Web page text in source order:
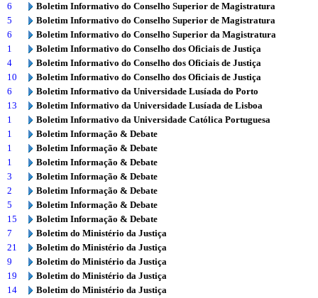
6
Boletim Informativo do Conselho Superior de Magistratura
5
Boletim Informativo do Conselho Superior de Magistratura
6
Boletim Informativo do Conselho Superior da Magistratura
1
Boletim Informativo do Conselho dos Oficiais de Justiça
4
Boletim Informativo do Conselho dos Oficiais de Justiça
10
Boletim Informativo do Conselho dos Oficiais de Justiça
6
Boletim Informativo da Universidade Lusíada do Porto
13
Boletim Informativo da Universidade Lusíada de Lisboa
1
Boletim Informativo da Universidade Católica Portuguesa
1
Boletim Informação & Debate
1
Boletim Informação & Debate
1
Boletim Informação & Debate
3
Boletim Informação & Debate
2
Boletim Informação & Debate
5
Boletim Informação & Debate
15
Boletim Informação & Debate
7
Boletim do Ministério da Justiça
21
Boletim do Ministério da Justiça
9
Boletim do Ministério da Justiça
19
Boletim do Ministério da Justiça
14
Boletim do Ministério da Justiça